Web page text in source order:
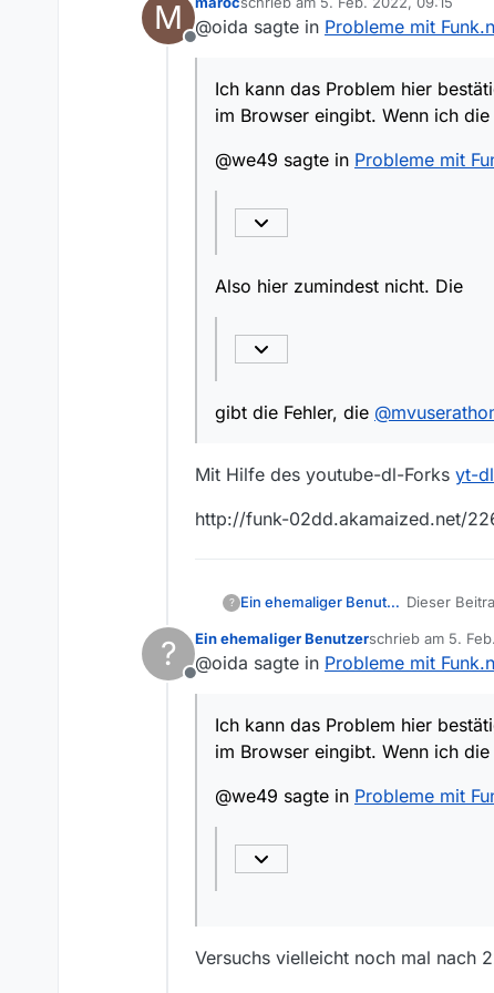
Kritik zu allen
und
Ich weiß, daß man
Danke im Vorraus.
M
Offline
zuletzt editiert von
@oida sagte in Probleme mit
Ich kann das Problem hier
im Browser eingibt. Wenn ich
@we49 sagte in Probleme mit
Also hier zumindest nicht. Die
gibt die Fehler, die @
Mit Hilfe des youtube-dl-Forks yt-
http://funk-02dd.akamaized.net/
? Ein ehemaliger Benutzer Dieser
?
Offline
Ein ehemaliger Benutzerschrieb am 5.
zuletzt editiert
@oida sagte in Probleme mit
Ich kann das Problem hier
im Browser eingibt. Wenn ich
@we49 sagte in Probleme mit
Versuchs vielleicht noch mal nach